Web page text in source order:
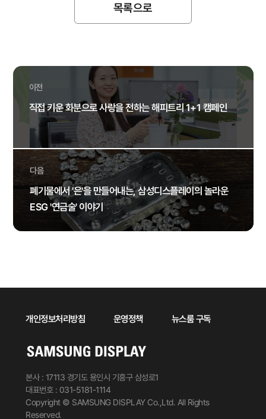
목록으로
이전
직접 키운 화분으로 사랑을 전하는 해피트리 1+1 캠페인
다음
폐기물에서 '은'을 만들어내는, 삼성디스플레이의 놀라운
ESG '연금술' 이야기
개인정보처리방침 운영정책 뉴스룸 구독
본사 : 17113 경기도 용인시 기흥구 삼성로1
대표번호 : 031-5181-1114
Copyright © SAMSUNG DISPLAY Co.,Ltd. All Rights
Reserved.